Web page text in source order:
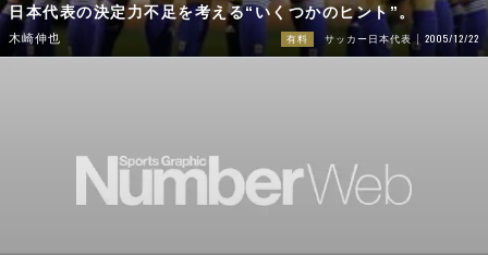
日本代表の決定力不足を考える“いくつかのヒント”。
木崎伸也 有料 サッカー日本代表 2005/12/22